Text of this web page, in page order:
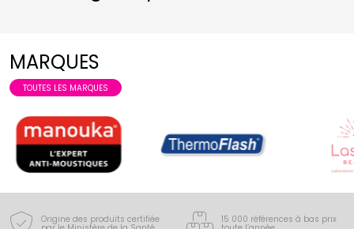
MARQUES
TOUTES LES MARQUES
Origine des produits certifiée 15 000 références à bas prix